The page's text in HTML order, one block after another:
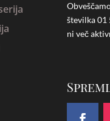
številka01
ni več